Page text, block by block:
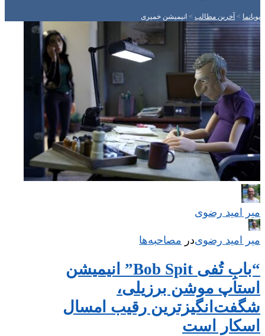
پویانما > آخرین مطالب > انیمیشن خمیری
میر امید رضوی
میر امید رضویدر مصاحبه‌ها
“بابِ تُفی Bob Spit” انیمیشن
استاپ موشن برزیلی،
شگفت‌انگیز‌ترین رقیب امسال
اسکار است